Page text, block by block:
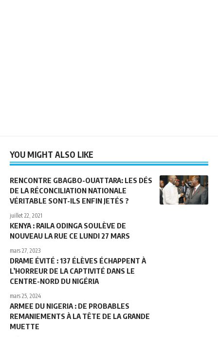
YOU MIGHT ALSO LIKE
RENCONTRE GBAGBO-OUATTARA: LES DÉS
DE LA RÉCONCILIATION NATIONALE
VÉRITABLE SONT-ILS ENFIN JETÉS ?
juillet 22, 2021
KENYA : RAILA ODINGA SOULÈVE DE
NOUVEAU LA RUE CE LUNDI 27 MARS
mars 27, 2023
DRAME ÉVITÉ : 137 ÉLÈVES ÉCHAPPENT À
L’HORREUR DE LA CAPTIVITÉ DANS LE
CENTRE-NORD DU NIGÉRIA
mars 25, 2024
ARMEE DU NIGERIA : DE PROBABLES
REMANIEMENTS À LA TÊTE DE LA GRANDE
MUETTE